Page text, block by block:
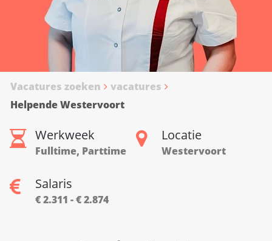
Vacatures zoeken
vacatures
Helpende Westervoort
Werkweek
Fulltime, Parttime
Locatie
Westervoort
Salaris
€ 2.311 - € 2.874